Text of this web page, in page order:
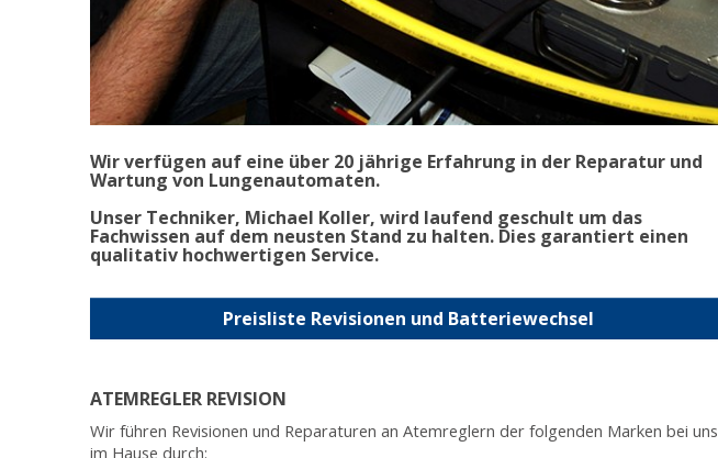
Wir verfügen auf eine über 20 jährige Erfahrung in der Reparatur und
Wartung von Lungenautomaten.
Unser Techniker, Michael Koller, wird laufend geschult um das
Fachwissen auf dem neusten Stand zu halten. Dies garantiert einen
qualitativ hochwertigen Service.
Preisliste Revisionen und Batteriewechsel
ATEMREGLER REVISION
Wir führen Revisionen und Reparaturen an Atemreglern der folgenden Marken bei uns
im Hause durch: